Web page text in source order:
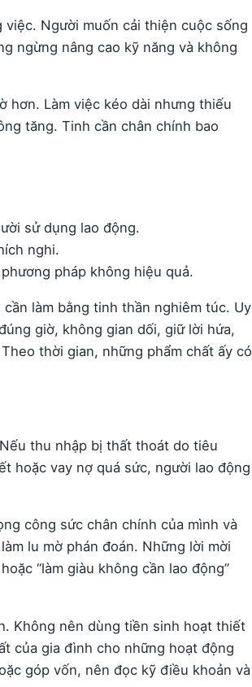
Người muốn cải thiện cuộc sống
ngừng nâng cao kỹ năng và không
hơn. Làm việc kéo dài nhưng thiếu
tăng. Tinh cần chân chính bao
sử dụng lao động.
nghi.
pháp không hiệu quả.
làm bằng tinh thần nghiêm túc. Uy
giờ, không gian dối, giữ lời hứa,
thời gian, những phẩm chất ấy có
thu nhập bị thất thoát do tiêu
hoặc vay nợ quá sức, người lao động
công sức chân chính của mình và
lu mờ phán đoán. Những lời mời
“làm giàu không cần lao động”
Không nên dùng tiền sinh hoạt thiết
của gia đình cho những hoạt động
góp vốn, nên đọc kỹ điều khoản và